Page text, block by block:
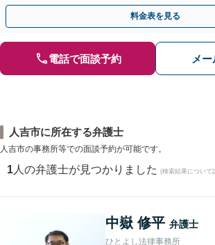
策をおこないましょう【夜間・休日面談可】
料金表を見る
電話で面談予約 メ
人吉市に所在する弁護士
人吉市の事務所等での面談予約が可能です。
1 人の弁護士が見つかりました (検索結果について
中嶽 修平 弁護士
ひとよし法律事務所